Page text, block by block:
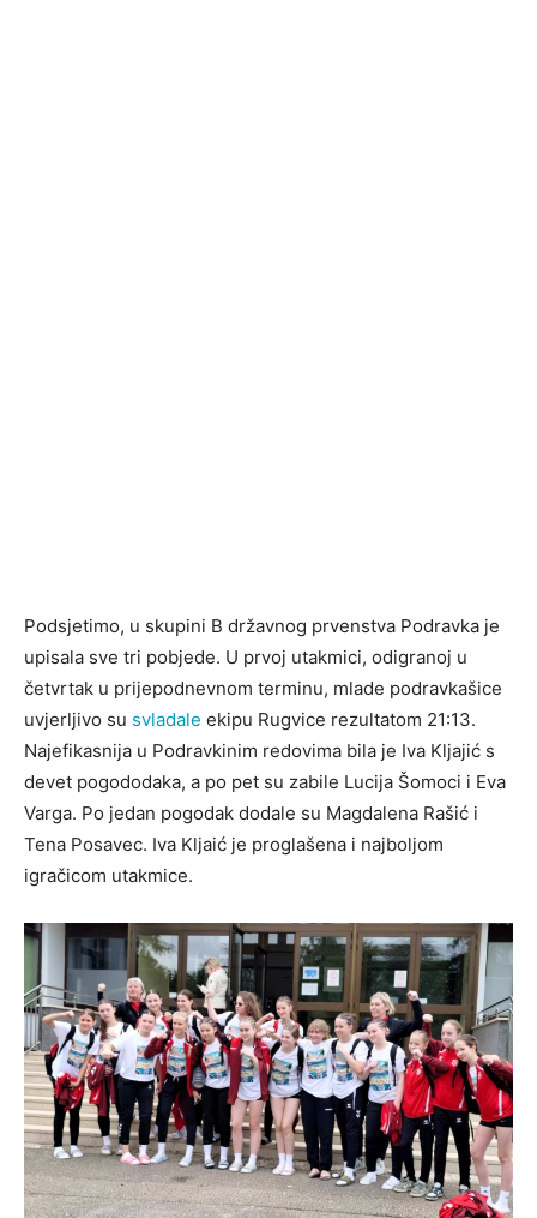
Podsjetimo, u skupini B državnog prvenstva Podravka je
upisala sve tri pobjede. U prvoj utakmici, odigranoj u
četvrtak u prijepodnevnom terminu, mlade podravkašice
uvjerljivo su svladale ekipu Rugvice rezultatom 21:13.
Najefikasnija u Podravkinim redovima bila je Iva Kljajić s
devet pogododaka, a po pet su zabile Lucija Šomoci i Eva
Varga. Po jedan pogodak dodale su Magdalena Rašić i
Tena Posavec. Iva Kljaić je proglašena i najboljom
igračicom utakmice.